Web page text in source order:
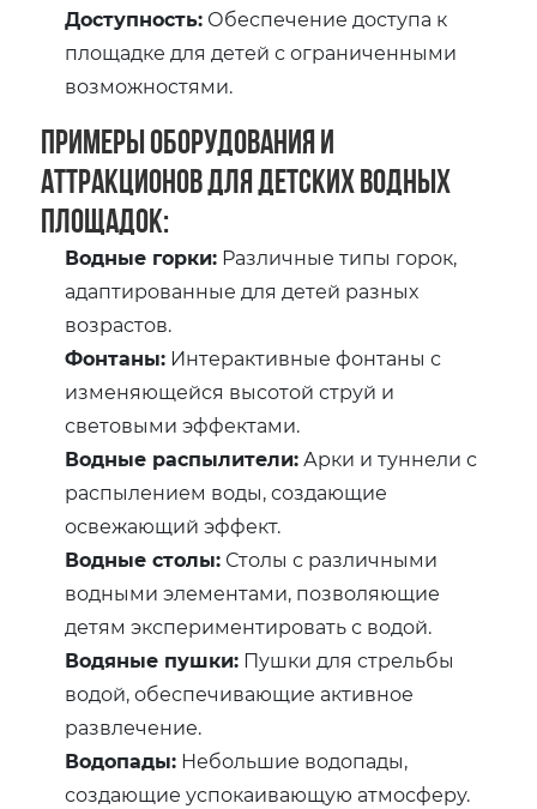
Доступность: Обеспечение доступа к
площадке для детей с ограниченными
возможностями.
Примеры оборудования и
аттракционов для детских водных
площадок:
Водные горки: Различные типы горок,
адаптированные для детей разных
возрастов.
Фонтаны: Интерактивные фонтаны с
изменяющейся высотой струй и
световыми эффектами.
Водные распылители:Арки и туннели с
распылением воды, создающие
освежающий эффект.
Водные столы: Столы с различными
водными элементами, позволяющие
детям экспериментировать с водой.
Водяные пушки: Пушки для стрельбы
водой, обеспечивающие активное
развлечение.
Водопады: Небольшие водопады,
создающие успокаивающую атмосферу.